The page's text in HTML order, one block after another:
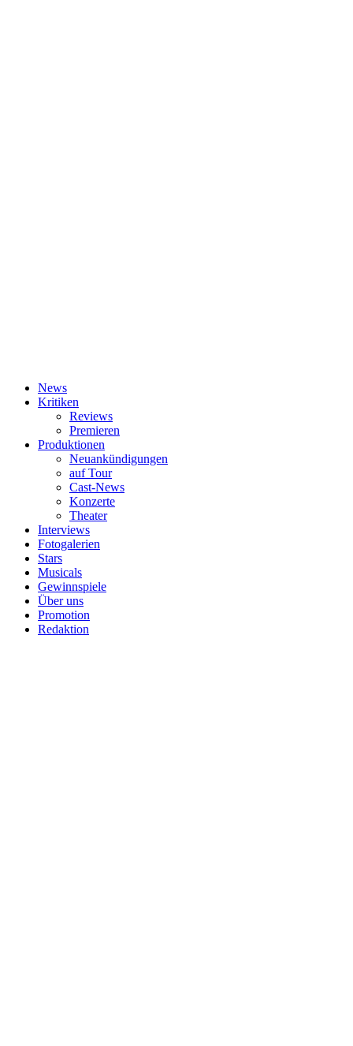
News
Kritiken
Reviews
Premieren
Produktionen
Neuankündigungen
auf Tour
Cast-News
Konzerte
Theater
Interviews
Fotogalerien
Stars
Musicals
Gewinnspiele
Über uns
Promotion
Redaktion